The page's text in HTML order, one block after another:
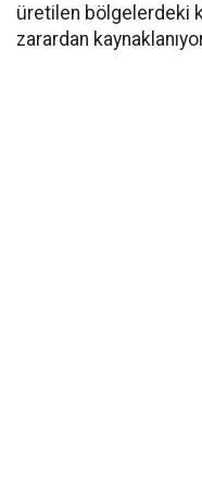
üretilen bölgelerdeki
zarardan